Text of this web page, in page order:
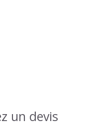
un devis